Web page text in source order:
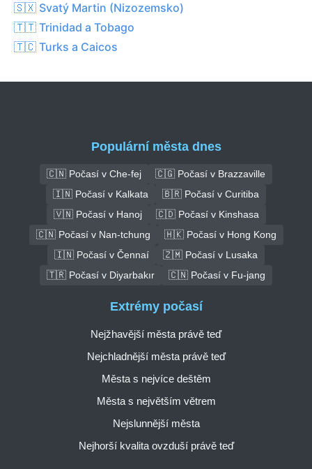
🇸🇽 Svatý Martin (Nizozemsko)
🇹🇹 Trinidad a Tobago
🇹🇨 Turks a Caicos
Populární města dnes
🇨🇳 Počasí v Che-fej
🇨🇬 Počasí v Brazzaville
🇮🇳 Počasí v Kalkata
🇧🇷 Počasí v Curitiba
🇻🇳 Počasí v Hanoj
🇨🇩 Počasí v Kinshasa
🇨🇳 Počasí v Nan-tchung
🇭🇰 Počasí v Hong Kong
🇮🇳 Počasí v Čennaí
🇿🇲 Počasí v Lusaka
🇹🇷 Počasí v Diyarbakır
🇨🇳 Počasí v Fu-jang
Extrémy počasí
Nejžhavější města právě teď
Nejchladnější města právě teď
Města s nejvíce deštěm
Města s největším větrem
Nejslunnější města
Nejhorší kvalita ovzduší právě teď